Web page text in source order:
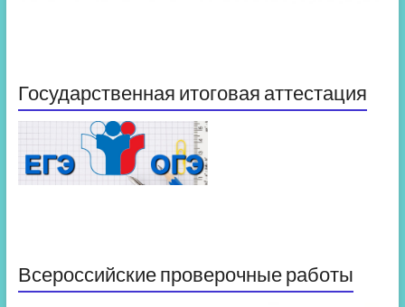
Государственная итоговая аттестация
Всероссийские проверочные работы